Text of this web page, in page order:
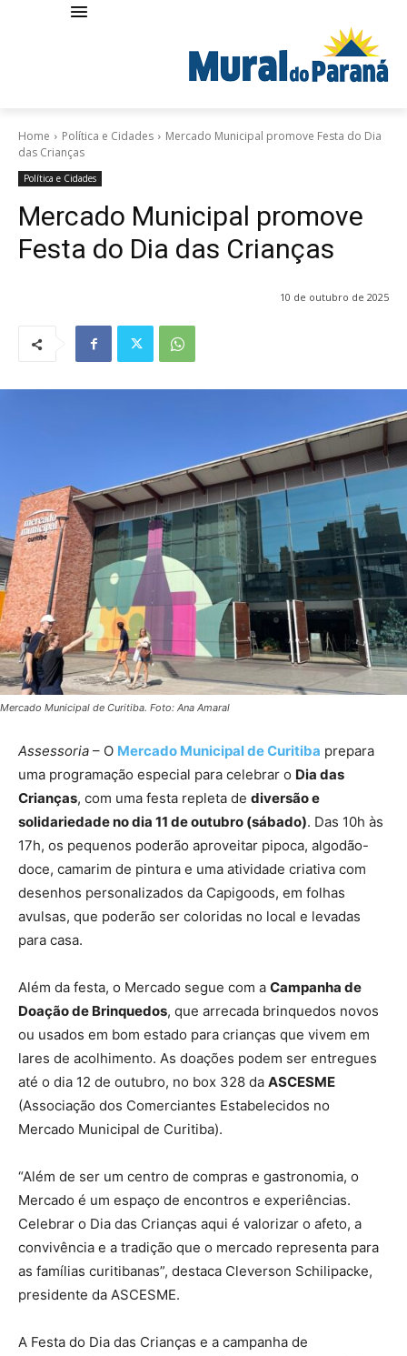
Home Política e Cidades
Mercado Municipal promove Festa do Dia
das Crianças
Política e Cidades
Mercado Municipal promove
Festa do Dia das Crianças
10 de outubro de 2025
Mercado Municipal de Curitiba. Foto: Ana Amaral
Assessoria – O Mercado Municipal de Curitiba prepara
uma programação especial para celebrar o Dia das
Crianças, com uma festa repleta de diversão e
solidariedade no dia 11 de outubro (sábado). Das 10h às
17h, os pequenos poderão aproveitar pipoca, algodão-
doce, camarim de pintura e uma atividade criativa com
desenhos personalizados da Capigoods, em folhas
avulsas, que poderão ser coloridas no local e levadas
para casa.
Além da festa, o Mercado segue com a Campanha de
Doação de Brinquedos, que arrecada brinquedos novos
ou usados em bom estado para crianças que vivem em
lares de acolhimento. As doações podem ser entregues
até o dia 12 de outubro, no box 328 da ASCESME
(Associação dos Comerciantes Estabelecidos no
Mercado Municipal de Curitiba).
“Além de ser um centro de compras e gastronomia, o
Mercado é um espaço de encontros e experiências.
Celebrar o Dia das Crianças aqui é valorizar o afeto, a
convivência e a tradição que o mercado representa para
as famílias curitibanas”, destaca Cleverson Schilipacke,
presidente da ASCESME.
A Festa do Dia das Crianças e a campanha de